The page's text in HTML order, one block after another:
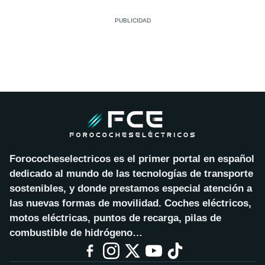
Forococheselectricos es el primer portal en español
dedicado al mundo de las tecnologías de transporte
sostenibles, y donde prestamos especial atención a
las nuevas formas de movilidad. Coches eléctricos,
motos eléctricas, puntos de recarga, pilas de
combustible de hidrógeno…